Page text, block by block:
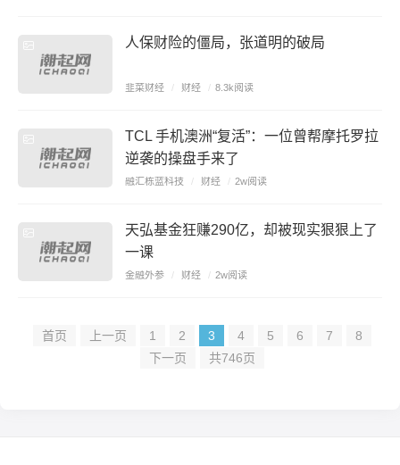
人保财险的僵局，张道明的破局
韭菜财经 / 财经 / 8.3k阅读
TCL 手机澳洲“复活”：一位曾帮摩托罗拉
逆袭的操盘手来了
融汇栋蓝科技 / 财经 / 2w阅读
天弘基金狂赚290亿，却被现实狠狠上了
一课
金融外参 / 财经 / 2w阅读
首页 上一页 1 2 3 4 5 6 7
8
下一页
共746页